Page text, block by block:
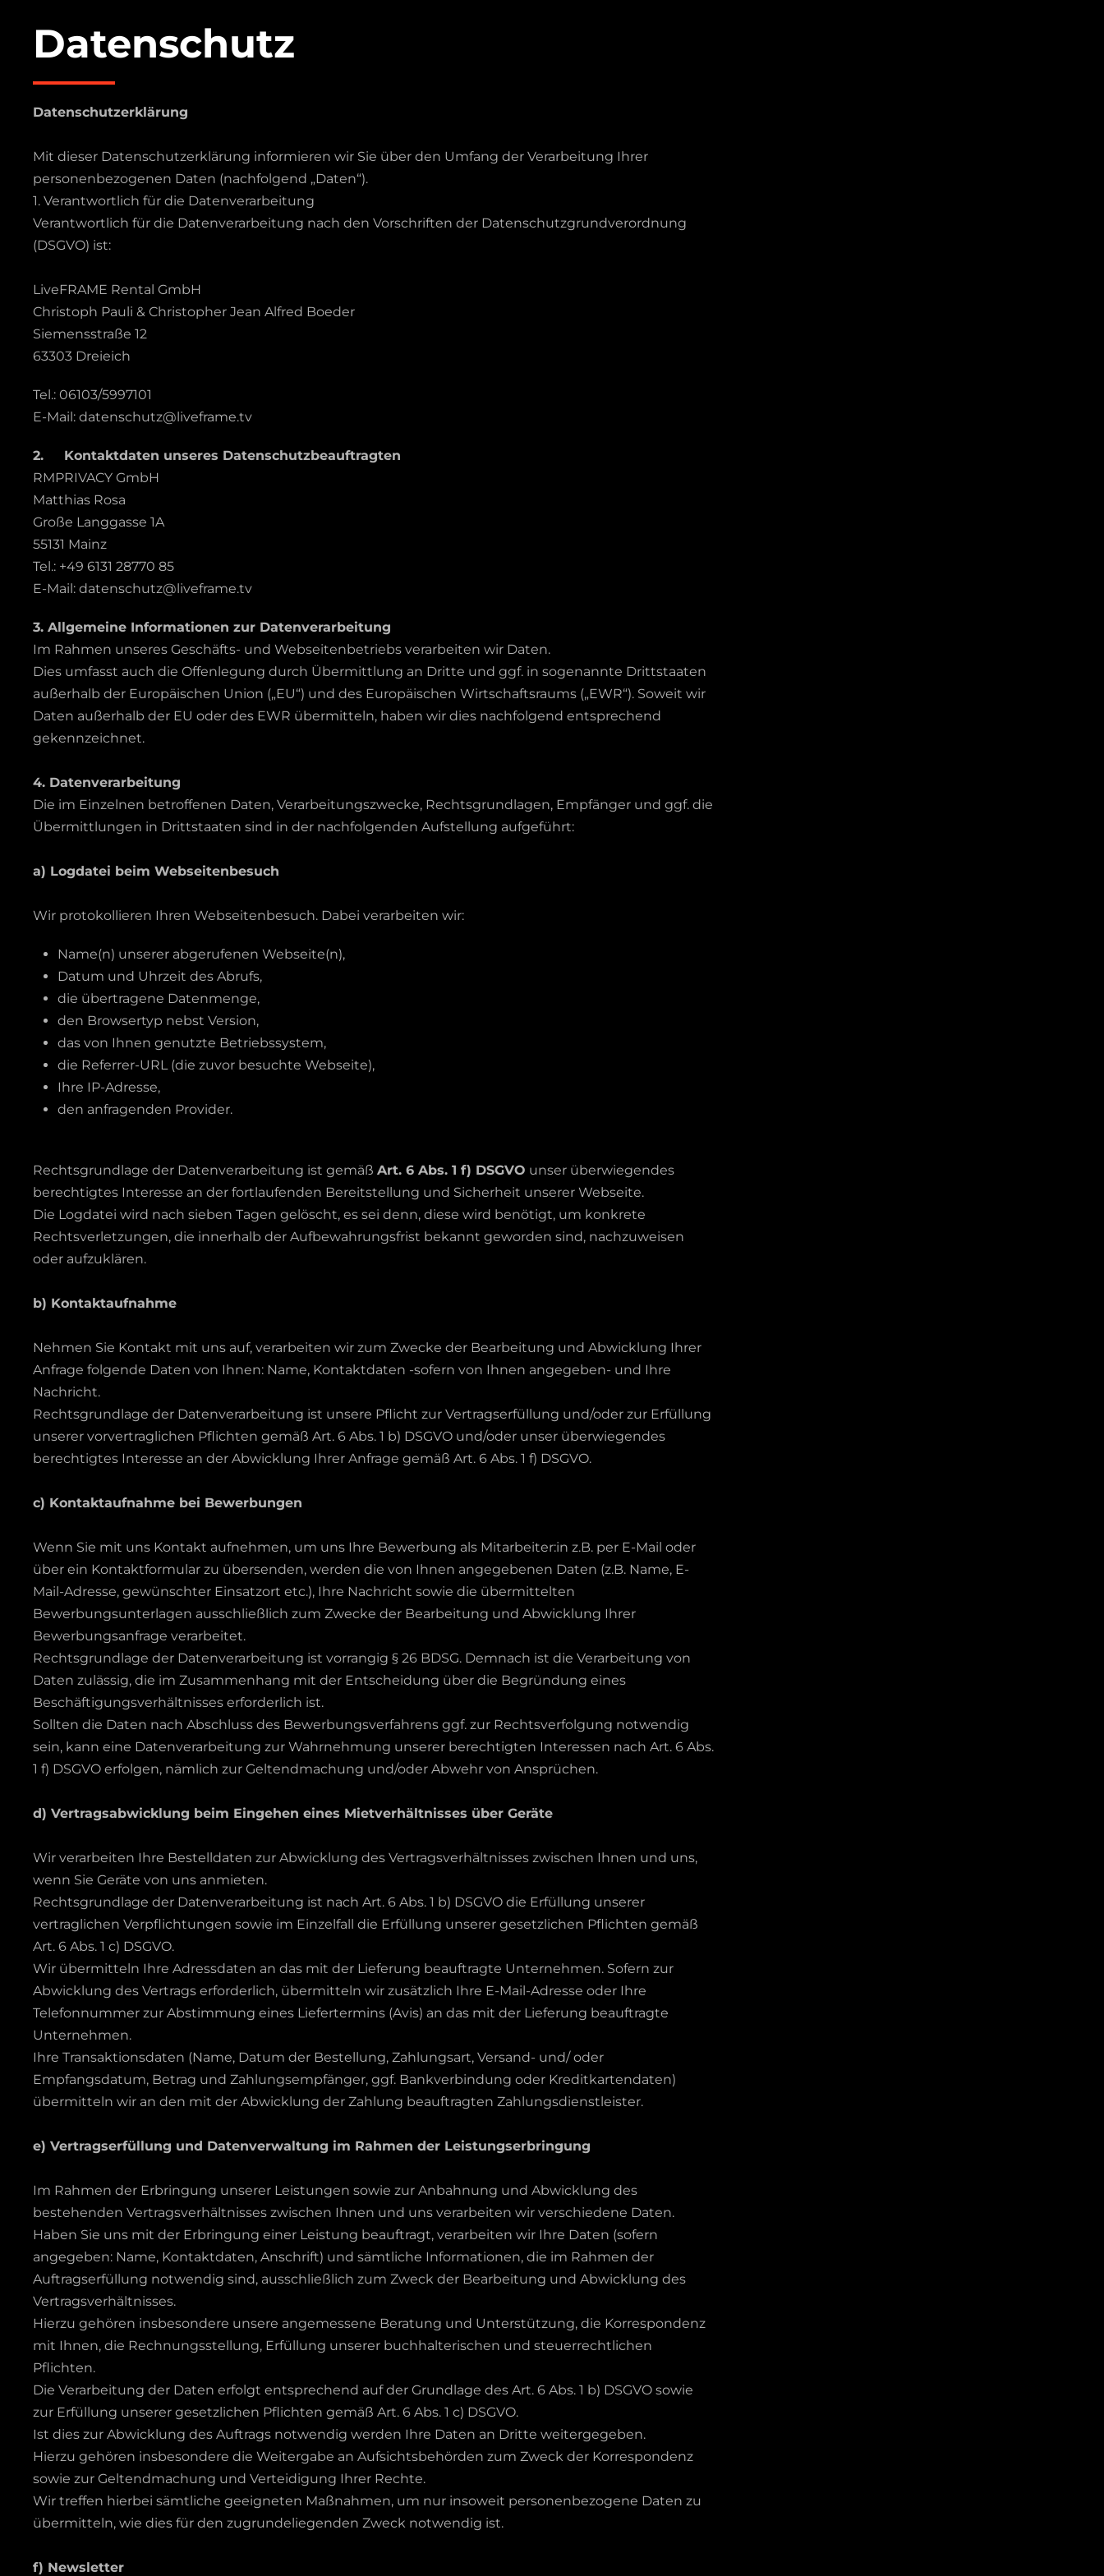
Datenschutz
Datenschutzerklärung
Mit dieser Datenschutzerklärung informieren wir Sie über den Umfang der Verarbeitung Ihrer
personenbezogenen Daten (nachfolgend „Daten“).
1. Verantwortlich für die Datenverarbeitung
Verantwortlich für die Datenverarbeitung nach den Vorschriften der Datenschutzgrundverordnung
(DSGVO) ist:
LiveFRAME Rental GmbH
Christoph Pauli & Christopher Jean Alfred Boeder
Siemensstraße 12
63303 Dreieich
Tel.: 06103/5997101
E-Mail: datenschutz@liveframe.tv
2. Kontaktdaten unseres Datenschutzbeauftragten
RMPRIVACY GmbH
Matthias Rosa
Große Langgasse 1A
55131 Mainz
Tel.: +49 6131 28770 85
E-Mail: datenschutz@liveframe.tv
3. Allgemeine Informationen zur Datenverarbeitung
Im Rahmen unseres Geschäfts- und Webseitenbetriebs verarbeiten wir Daten.
Dies umfasst auch die Offenlegung durch Übermittlung an Dritte und ggf. in sogenannte Drittstaaten
außerhalb der Europäischen Union („EU“) und des Europäischen Wirtschaftsraums („EWR“). Soweit wir
Daten außerhalb der EU oder des EWR übermitteln, haben wir dies nachfolgend entsprechend
gekennzeichnet.
4. Datenverarbeitung
Die im Einzelnen betroffenen Daten, Verarbeitungszwecke, Rechtsgrundlagen, Empfänger und ggf. die
Übermittlungen in Drittstaaten sind in der nachfolgenden Aufstellung aufgeführt:
a) Logdatei beim Webseitenbesuch
Wir protokollieren Ihren Webseitenbesuch. Dabei verarbeiten wir:
Name(n) unserer abgerufenen Webseite(n),
Datum und Uhrzeit des Abrufs,
die übertragene Datenmenge,
den Browsertyp nebst Version,
das von Ihnen genutzte Betriebssystem,
die Referrer-URL (die zuvor besuchte Webseite),
Ihre IP-Adresse,
den anfragenden Provider.
Rechtsgrundlage der Datenverarbeitung ist gemäß Art. 6 Abs. 1 f) DSGVO unser überwiegendes
berechtigtes Interesse an der fortlaufenden Bereitstellung und Sicherheit unserer Webseite.
Die Logdatei wird nach sieben Tagen gelöscht, es sei denn, diese wird benötigt, um konkrete
Rechtsverletzungen, die innerhalb der Aufbewahrungsfrist bekannt geworden sind, nachzuweisen
oder aufzuklären.
b) Kontaktaufnahme
Nehmen Sie Kontakt mit uns auf, verarbeiten wir zum Zwecke der Bearbeitung und Abwicklung Ihrer
Anfrage folgende Daten von Ihnen: Name, Kontaktdaten -sofern von Ihnen angegeben- und Ihre
Nachricht.
Rechtsgrundlage der Datenverarbeitung ist unsere Pflicht zur Vertragserfüllung und/oder zur Erfüllung
unserer vorvertraglichen Pflichten gemäß Art. 6 Abs. 1 b) DSGVO und/oder unser überwiegendes
berechtigtes Interesse an der Abwicklung Ihrer Anfrage gemäß Art. 6 Abs. 1 f) DSGVO.
c) Kontaktaufnahme bei Bewerbungen
Wenn Sie mit uns Kontakt aufnehmen, um uns Ihre Bewerbung als Mitarbeiter:in z.B. per E-Mail oder
über ein Kontaktformular zu übersenden, werden die von Ihnen angegebenen Daten (z.B. Name, E-
Mail-Adresse, gewünschter Einsatzort etc.), Ihre Nachricht sowie die übermittelten
Bewerbungsunterlagen ausschließlich zum Zwecke der Bearbeitung und Abwicklung Ihrer
Bewerbungsanfrage verarbeitet.
Rechtsgrundlage der Datenverarbeitung ist vorrangig § 26 BDSG. Demnach ist die Verarbeitung von
Daten zulässig, die im Zusammenhang mit der Entscheidung über die Begründung eines
Beschäftigungsverhältnisses erforderlich ist.
Sollten die Daten nach Abschluss des Bewerbungsverfahrens ggf. zur Rechtsverfolgung notwendig
sein, kann eine Datenverarbeitung zur Wahrnehmung unserer berechtigten Interessen nach Art. 6 Abs.
1 f) DSGVO erfolgen, nämlich zur Geltendmachung und/oder Abwehr von Ansprüchen.
d) Vertragsabwicklung beim Eingehen eines Mietverhältnisses über Geräte
Wir verarbeiten Ihre Bestelldaten zur Abwicklung des Vertragsverhältnisses zwischen Ihnen und uns,
wenn Sie Geräte von uns anmieten.
Rechtsgrundlage der Datenverarbeitung ist nach Art. 6 Abs. 1 b) DSGVO die Erfüllung unserer
vertraglichen Verpflichtungen sowie im Einzelfall die Erfüllung unserer gesetzlichen Pflichten gemäß
Art. 6 Abs. 1 c) DSGVO.
Wir übermitteln Ihre Adressdaten an das mit der Lieferung beauftragte Unternehmen. Sofern zur
Abwicklung des Vertrags erforderlich, übermitteln wir zusätzlich Ihre E-Mail-Adresse oder Ihre
Telefonnummer zur Abstimmung eines Liefertermins (Avis) an das mit der Lieferung beauftragte
Unternehmen.
Ihre Transaktionsdaten (Name, Datum der Bestellung, Zahlungsart, Versand- und/ oder
Empfangsdatum, Betrag und Zahlungsempfänger, ggf. Bankverbindung oder Kreditkartendaten)
übermitteln wir an den mit der Abwicklung der Zahlung beauftragten Zahlungsdienstleister.
e) Vertragserfüllung und Datenverwaltung im Rahmen der Leistungserbringung
Im Rahmen der Erbringung unserer Leistungen sowie zur Anbahnung und Abwicklung des
bestehenden Vertragsverhältnisses zwischen Ihnen und uns verarbeiten wir verschiedene Daten.
Haben Sie uns mit der Erbringung einer Leistung beauftragt, verarbeiten wir Ihre Daten (sofern
angegeben: Name, Kontaktdaten, Anschrift) und sämtliche Informationen, die im Rahmen der
Auftragserfüllung notwendig sind, ausschließlich zum Zweck der Bearbeitung und Abwicklung des
Vertragsverhältnisses.
Hierzu gehören insbesondere unsere angemessene Beratung und Unterstützung, die Korrespondenz
mit Ihnen, die Rechnungsstellung, Erfüllung unserer buchhalterischen und steuerrechtlichen
Pflichten.
Die Verarbeitung der Daten erfolgt entsprechend auf der Grundlage des Art. 6 Abs. 1 b) DSGVO sowie
zur Erfüllung unserer gesetzlichen Pflichten gemäß Art. 6 Abs. 1 c) DSGVO.
Ist dies zur Abwicklung des Auftrags notwendig werden Ihre Daten an Dritte weitergegeben.
Hierzu gehören insbesondere die Weitergabe an Aufsichtsbehörden zum Zweck der Korrespondenz
sowie zur Geltendmachung und Verteidigung Ihrer Rechte.
Wir treffen hierbei sämtliche geeigneten Maßnahmen, um nur insoweit personenbezogene Daten zu
übermitteln, wie dies für den zugrundeliegenden Zweck notwendig ist.
f) Newsletter